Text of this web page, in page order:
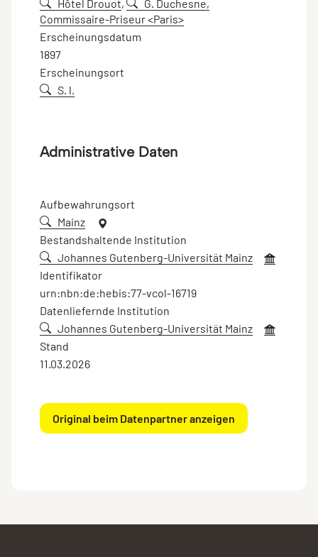
Hôtel Drouot,
G. Duchesne,
Commissaire-Priseur <Paris>
Erscheinungsdatum
1897
Erscheinungsort
S. l.
Administrative Daten
Aufbewahrungsort
Mainz
Bestandshaltende Institution
Johannes Gutenberg-Universität Mainz
Identifikator
urn:nbn:de:hebis:77-vcol-16719
Datenliefernde Institution
Johannes Gutenberg-Universität Mainz
Stand
11.03.2026
Original beim Datenpartner anzeigen